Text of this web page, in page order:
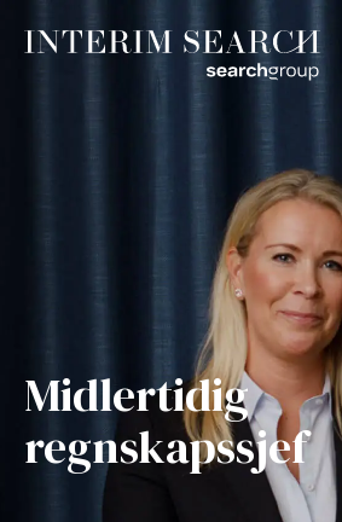
Midlertidig
regnskapssjef